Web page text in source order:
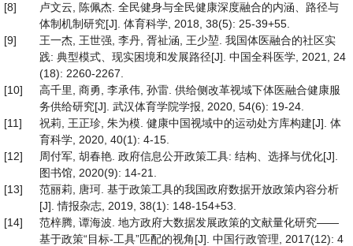
[8]
卢文云, 陈佩杰. 全民健身与全民健康深度融合的内涵、路径与
体制机制研究[J]. 体育科学, 2018, 38(5): 25-39+55.
[9]
王一杰, 王世强, 李丹, 胥祉涵, 王少堃. 我国体医融合的社区实
践: 典型模式、现实困境和发展路径[J]. 中国全科医学, 2021, 24
(18): 2260-2267.
[10]
高千里, 商勇, 李承伟, 孙雷. 供给侧改革视域下体医融合健康服
务供给研究[J]. 武汉体育学院学报, 2020, 54(6): 19-24.
[11]
祝莉, 王正珍, 朱为模. 健康中国视域中的运动处方库构建[J]. 体
育科学, 2020, 40(1): 4-15.
[12]
周付军, 胡春艳. 政府信息公开政策工具: 结构、选择与优化[J].
图书馆, 2020(9): 14-21.
[13]
范丽莉, 唐珂. 基于政策工具的我国政府数据开放政策内容分析
[J]. 情报杂志, 2019, 38(1): 148-154+53.
[14]
范梓腾, 谭海波. 地方政府大数据发展政策的文献量化研究——
基于政策“目标-工具”匹配的视角[J]. 中国行政管理, 2017(12): 4